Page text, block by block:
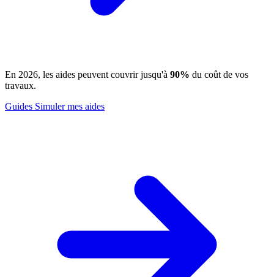
En 2026, les aides peuvent couvrir jusqu'à 90% du coût de vos
travaux.
Guides Simuler mes aides